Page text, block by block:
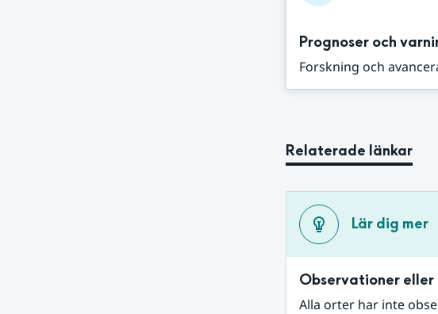
Prognoser och
Forskning och
Relaterade länkar
Lär dig mer
Observationer
Alla orter har inte